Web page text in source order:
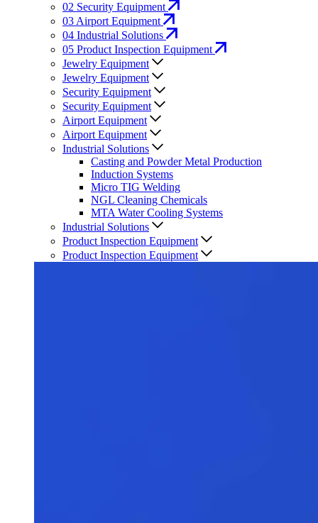
02 Security Equipment
03 Airport Equipment
04 Industrial Solutions
05 Product Inspection Equipment
Jewelry Equipment
Jewelry Equipment
Security Equipment
Security Equipment
Airport Equipment
Airport Equipment
Industrial Solutions
Casting and Powder Metal Production
Induction Systems
Micro TIG Welding
NGL Cleaning Chemicals
MTA Water Cooling Systems
Industrial Solutions
Product Inspection Equipment
Product Inspection Equipment